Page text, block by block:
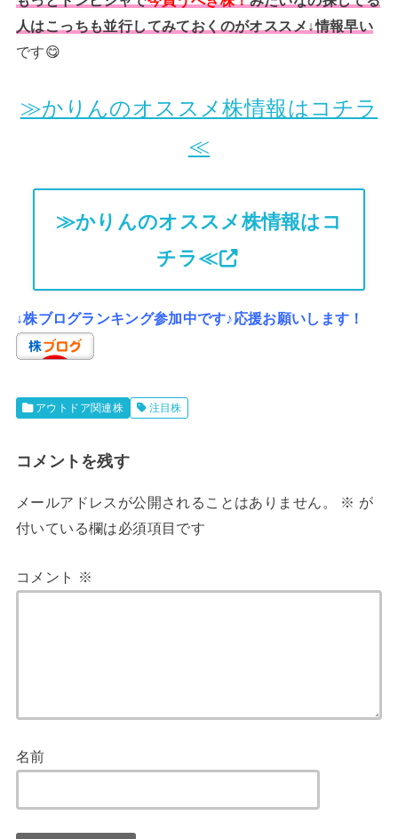
人はこっちも並行してみておくのがオススメ↓情報早い
です😋
≫かりんのオススメ株情報はコチラ
≪
≫かりんのオススメ株情報はコ
チラ≪
↓株ブログランキング参加中です♪応援お願いします！
アウトドア関連株 注目株
コメントを残す
メールアドレスが公開されることはありません。 ※ が
付いている欄は必須項目です
コメント ※
名前